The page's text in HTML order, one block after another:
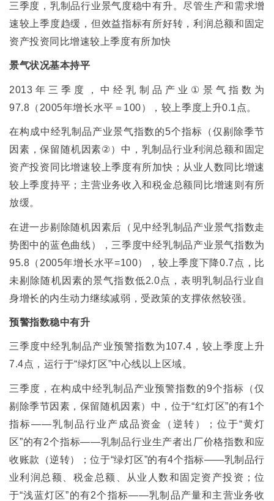
三季度，乳制品行业景气度稳中有升。尽管生产和需求增
速较上季度趋缓，但效益指标有所好转，利润总额和固定
资产投资同比增速较上季度有所加快
景气状况基本持平
2013 年三季度，中经乳制品产业 ① 景气指数为
97.8 （ 2005年增长水平＝ 100），较上季度上升0.1 点。
在构成中经乳制品产业景气指数的5个指标（仅剔除季节
因素，保留随机因素②）中，乳制品行业利润总额和固定
资产投资同比增速较上季度有所加快；从业人数同比增速
较上季度持平；主营业务收入和税金总额同比增速则有所
放缓。
在进一步剔除随机因素后（见中经乳制品产业景气指数走
势图中的蓝色曲线），三季度中经乳制品产业景气指数为
95.8 （ 2005年增长水平=100），较上季度下降0.7 点，比
未剔除随机因素的景气指数低2.0点，表明乳制品行业自
身增长的内生动力继续减弱，受政策的支撑依然较强。
预警指数稳中有升
三季度中经乳制品产业预警指数为107.4 ，较上季度上升
7.4点，运行于“绿灯区”中心线以上区域。
三季度，在构成中经乳制品产业预警指数的9个指标（仅
剔除季节因素，保留随机因素）中，位于“红灯区”的有1个
指标——乳制品行业产成品资金（逆转）；位于“黄灯
区”的有2个指标——乳制品行业生产者出厂价格指数和应
收账款（逆转）；位于“绿灯区”的有4个指标——乳制品行
业利润总额、税金总额、从业人数和固定资产投资；位
于“浅蓝灯区”的有2个指标——乳制品产量和主营业务收